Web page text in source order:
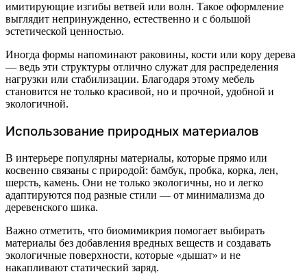
имитирующие изгибы ветвей или волн. Такое оформление
выглядит непринужденно, естественно и с большой
эстетической ценностью.
Иногда формы напоминают раковины, кости или кору дерева
— ведь эти структуры отлично служат для распределения
нагрузки или стабилизации. Благодаря этому мебель
становится не только красивой, но и прочной, удобной и
экологичной.
Использование природных материалов
В интерьере популярны материалы, которые прямо или
косвенно связаны с природой: бамбук, пробка, корка, лен,
шерсть, камень. Они не только экологичны, но и легко
адаптируются под разные стили — от минимализма до
деревенского шика.
Важно отметить, что биомимикрия помогает выбирать
материалы без добавления вредных веществ и создавать
экологичные поверхности, которые «дышат» и не
накапливают статический заряд.